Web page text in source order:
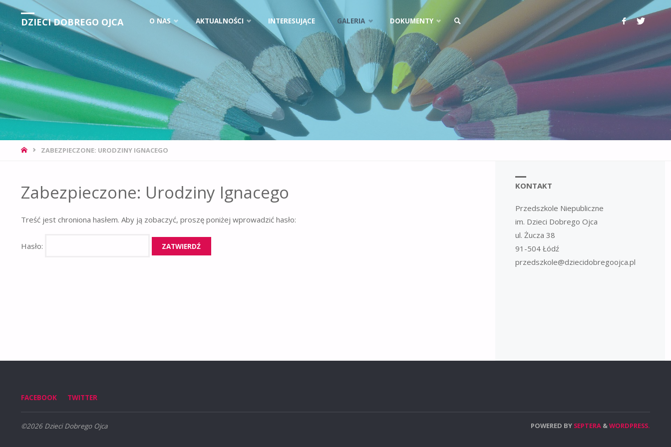
DZIECI DOBREGO OJCA O NAS AKTUALNOŚCI INTERESUJĄCE GALERIA DOKUMENTY
ZABEZPIECZONE: URODZINY IGNACEGO
Zabezpieczone: Urodziny Ignacego
Treść jest chroniona hasłem. Aby ją zobaczyć, proszę poniżej wprowadzić hasło:
Hasło:
KONTAKT
Przedszkole Niepubliczne
im. Dzieci Dobrego Ojca
ul. Żucza 38
91-504 Łódź
przedszkole@dziecidobregoojca.pl
FACEBOOK TWITTER
©2026 Dzieci Dobrego Ojca POWERED BY SEPTERA &WORDPRESS.